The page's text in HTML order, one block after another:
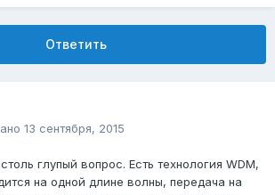
Ответить
13 сентября, 2015
глупый вопрос. Есть технология WDM,
на одной длине волны, передача на